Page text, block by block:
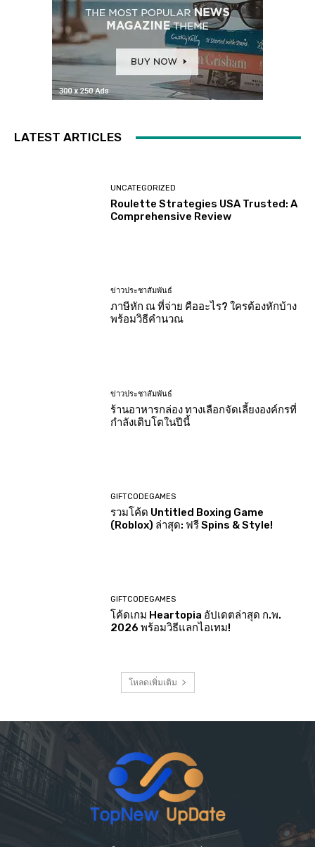
LATEST ARTICLES
UNCATEGORIZED
Roulette Strategies USA Trusted: A
Comprehensive Review
ข่าวประชาสัมพันธ์
ภาษีหัก ณ ที่จ่าย คืออะไร? ใครต้องหักบ้าง
พร้อมวิธีคำนวณ
ข่าวประชาสัมพันธ์
ร้านอาหารกล่อง ทางเลือกจัดเลี้ยงองค์กรที่
กำลังเติบโตในปีนี้
GIFTCODEGAMES
รวมโค้ด Untitled Boxing Game
(Roblox) ล่าสุด: ฟรี Spins & Style!
GIFTCODEGAMES
โค้ดเกม Heartopia อัปเดตล่าสุด ก.พ.
2026 พร้อมวิธีแลกไอเทม!
โหลดเพิ่มเติม